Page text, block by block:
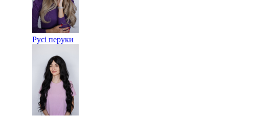
Русі перуки